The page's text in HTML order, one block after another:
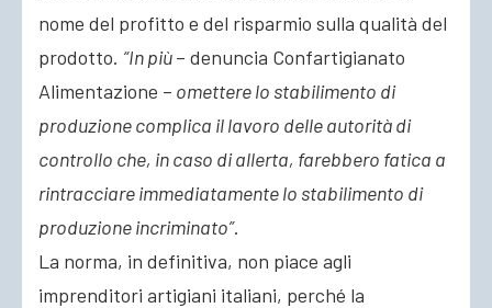
nome del profitto e del risparmio sulla qualità del
prodotto. “In più– denuncia Confartigianato
Alimentazione – omettere lo stabilimento di
produzione complica il lavoro delle autorità di
controllo che, in caso di allerta, farebbero fatica a
rintracciare immediatamente lo stabilimento di
produzione incriminato”.
La norma, in definitiva, non piace agli
imprenditori artigiani italiani, perché la